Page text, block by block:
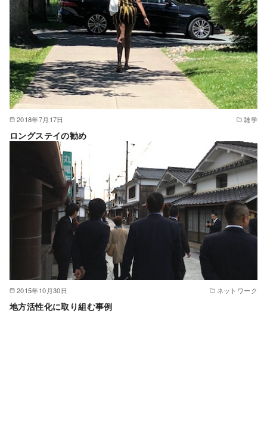
2018年7月17日 雑学
ロングステイの勧め
2015年10月30日 ネットワーク
地方活性化に取り組む事例